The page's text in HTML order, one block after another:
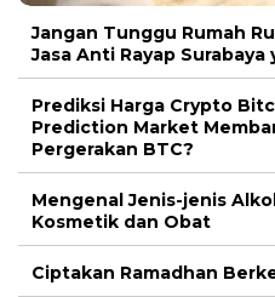
Jangan Tunggu Rumah
Jasa Anti Rayap
Prediksi Harga Crypto
Prediction Market
Pergerakan BTC?
Mengenal Jenis-jenis
Kosmetik dan Obat
Ciptakan Ramadhan